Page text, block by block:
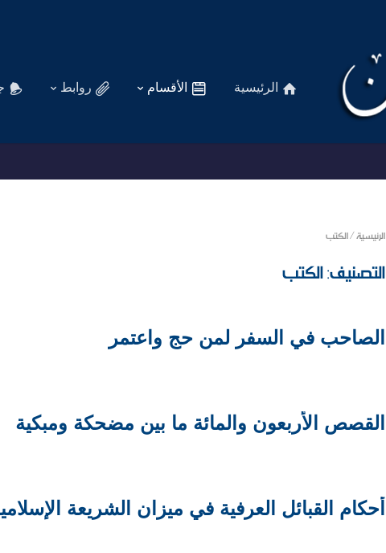
الرئيسية الأقسام روابط
الرئيسية/الكتب
التصنيف:الكتب
الصاحب في السفر لمن حج واعتمر
القصص الأربعون والمائة ما بين مضحكة ومبكية
أحكام القبائل العرفية في ميزان الشريعة